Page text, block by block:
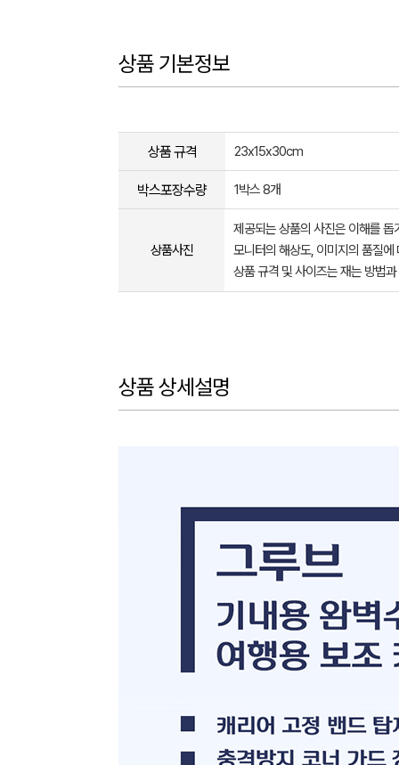
상품 기본정보
상품 규격 23x15x30cm
박스포장수량 1박스 8개
상품사진
제공되는 상품의 사진은 이해를
모니터의 해상도, 이미지의 품질
상품 규격 및 사이즈는 재는 방법
상품 상세설명